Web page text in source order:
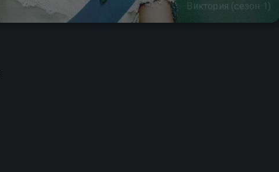
Виктория (сезон 1)